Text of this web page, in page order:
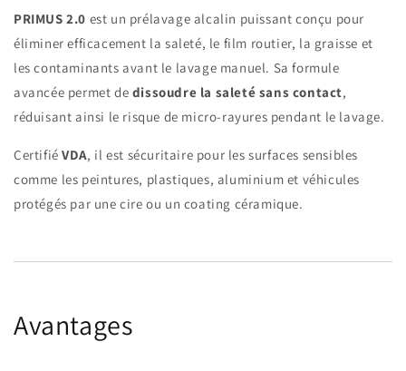
PRIMUS 2.0 est un prélavage alcalin puissant conçu pour
éliminer efficacement la saleté, le film routier, la graisse et
les contaminants avant le lavage manuel. Sa formule
avancée permet de dissoudre la saleté sans contact,
réduisant ainsi le risque de micro-rayures pendant le lavage.
CertifiéVDA, il est sécuritaire pour les surfaces sensibles
comme les peintures, plastiques, aluminium et véhicules
protégés par une cire ou un coating céramique.
Avantages